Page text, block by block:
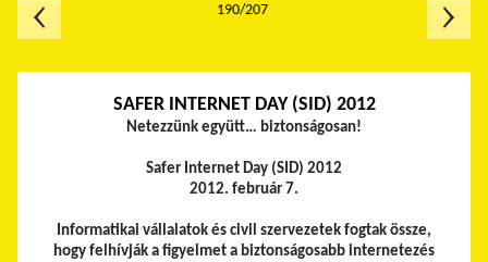
SAFER INTERNET DAY (SID) 2012
Netezzünk együtt… biztonságosan!
Safer Internet Day (SID) 2012
2012. február 7.
Informatikai vállalatok és civil szervezetek fogtak össze,
hogy felhívják a figyelmet a biztonságosabb internetezés
190/207